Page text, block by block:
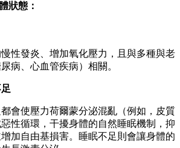
狀態：
性發炎、增加氧化壓力，且與多種與老
病、心血管疾病）相關。
會使壓力荷爾蒙分泌混亂（例如，皮質
性循環，干擾身體的自然睡眠機制，抑
加自由基損害。睡眠不足則會讓身體的